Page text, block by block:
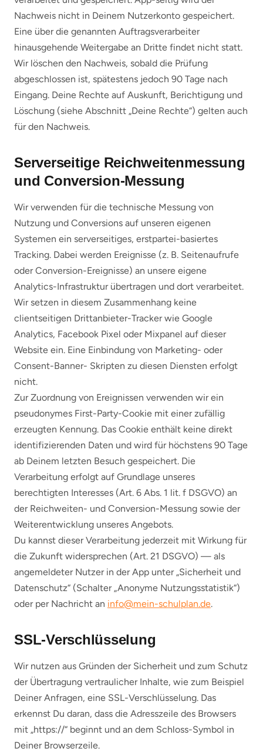
Nachweis nicht in Deinem Nutzerkonto gespeichert.
Eine über die genannten Auftragsverarbeiter
hinausgehende Weitergabe an Dritte findet nicht statt.
Wir löschen den Nachweis, sobald die Prüfung
abgeschlossen ist, spätestens jedoch 90 Tage nach
Eingang. Deine Rechte auf Auskunft, Berichtigung und
Löschung (siehe Abschnitt „Deine Rechte“) gelten auch
für den Nachweis.
Serverseitige Reichweitenmessung
und Conversion-Messung
Wir verwenden für die technische Messung von
Nutzung und Conversions auf unseren eigenen
Systemen ein serverseitiges, erstpartei-basiertes
Tracking. Dabei werden Ereignisse (z. B. Seitenaufrufe
oder Conversion-Ereignisse) an unsere eigene
Analytics-Infrastruktur übertragen und dort verarbeitet.
Wir setzen in diesem Zusammenhang keine
clientseitigen Drittanbieter-Tracker wie Google
Analytics, Facebook Pixel oder Mixpanel auf dieser
Website ein. Eine Einbindung von Marketing- oder
Consent-Banner- Skripten zu diesen Diensten erfolgt
nicht.
Zur Zuordnung von Ereignissen verwenden wir ein
pseudonymes First-Party-Cookie mit einer zufällig
erzeugten Kennung. Das Cookie enthält keine direkt
identifizierenden Daten und wird für höchstens 90 Tage
ab Deinem letzten Besuch gespeichert. Die
Verarbeitung erfolgt auf Grundlage unseres
berechtigten Interesses (Art. 6 Abs. 1 lit. f DSGVO) an
der Reichweiten- und Conversion-Messung sowie der
Weiterentwicklung unseres Angebots.
Du kannst dieser Verarbeitung jederzeit mit Wirkung für
die Zukunft widersprechen (Art. 21 DSGVO) — als
angemeldeter Nutzer in der App unter „Sicherheit und
Datenschutz“ (Schalter „Anonyme Nutzungsstatistik“)
oder per Nachricht an info@mein-schulplan.de.
SSL-Verschlüsselung
Wir nutzen aus Gründen der Sicherheit und zum Schutz
der Übertragung vertraulicher Inhalte, wie zum Beispiel
Deiner Anfragen, eine SSL-Verschlüsselung. Das
erkennst Du daran, dass die Adresszeile des Browsers
mit „https://“ beginnt und an dem Schloss-Symbol in
Deiner Browserzeile.